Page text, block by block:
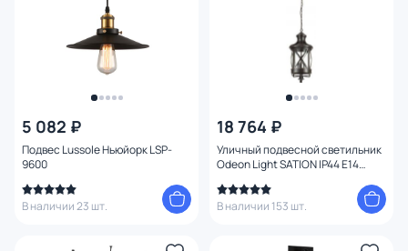
5 082 ₽
Подвес Lussole Ньюйорк LSP-
9600
В наличии 23 шт.
18 764 ₽
Уличный подвесной светильник
Odeon Light SATION IP44 E14
В наличии 153 шт.